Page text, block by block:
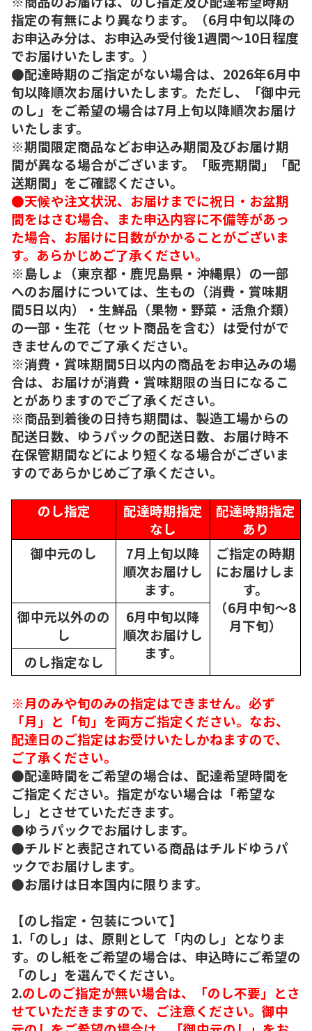
指定の有無により異なります。（6月中旬以降の
お申込み分は、お申込み受付後1週間～10日程度
でお届けいたします。）
●配達時期のご指定がない場合は、2026年6月中
旬以降順次お届けいたします。ただし、「御中元
のし」をご希望の場合は7月上旬以降順次お届け
いたします。
※期間限定商品などお申込み期間及びお届け期
間が異なる場合がございます。「販売期間」「配
送期間」をご確認ください。
●天候や注文状況、お届けまでに祝日・お盆期
間をはさむ場合、また申込内容に不備等があっ
た場合、お届けに日数がかかることがございま
す。あらかじめご了承ください。
※島しょ（東京都・鹿児島県・沖縄県）の一部
へのお届けについては、生もの（消費・賞味期
間5日以内）・生鮮品（果物・野菜・活魚介類）
の一部・生花（セット商品を含む）は受付がで
きませんのでご了承ください。
※消費・賞味期間5日以内の商品をお申込みの場
合は、お届けが消費・賞味期限の当日になるこ
とがありますのでご了承ください。
※商品到着後の日持ち期間は、製造工場からの
配送日数、ゆうパックの配送日数、お届け時不
在保管期間などにより短くなる場合がございま
すのであらかじめご了承ください。
のし指定
配達時期指定
なし
配達時期指定
あり
御中元のし
7月上旬以降
順次お届けし
ます。
ご指定の時期
にお届けしま
す。
（6月中旬～8
月下旬）
御中元以外のの
し
6月中旬以降
順次お届けし
ます。
のし指定なし
※月のみや旬のみの指定はできません。必ず
「月」と「旬」を両方ご指定ください。なお、
配達日のご指定はお受けいたしかねますので、
ご了承ください。
●配達時間をご希望の場合は、配達希望時間を
ご指定ください。指定がない場合は「希望な
し」とさせていただきます。
●ゆうパックでお届けします。
●チルドと表記されている商品はチルドゆうパ
ックでお届けします。
●お届けは日本国内に限ります。
【のし指定・包装について】
1.「のし」は、原則として「内のし」となりま
す。のし紙をご希望の場合は、申込時にご希望の
「のし」を選んでください。
2.のしのご指定が無い場合は、「のし不要」とさ
せていただきますので、ご注意ください。御中